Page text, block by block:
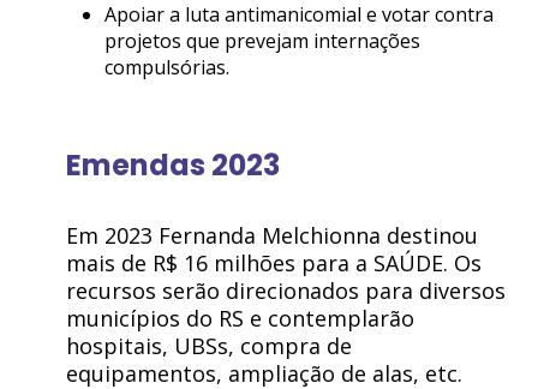
Apoiar a luta antimanicomial e votar contra
projetos que prevejam internações
compulsórias.
Emendas 2023
Em 2023 Fernanda Melchionna destinou
mais de R$ 16 milhões para a SAÚDE. Os
recursos serão direcionados para diversos
municípios do RS e contemplarão
hospitais, UBSs, compra de
equipamentos, ampliação de alas, etc.